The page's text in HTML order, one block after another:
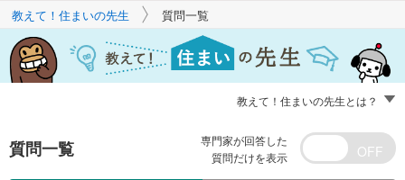
教えて！住まいの先生 質問一覧
教えて！住まいの先生とは？
質問一覧
専門家が回答した
質問だけを表示